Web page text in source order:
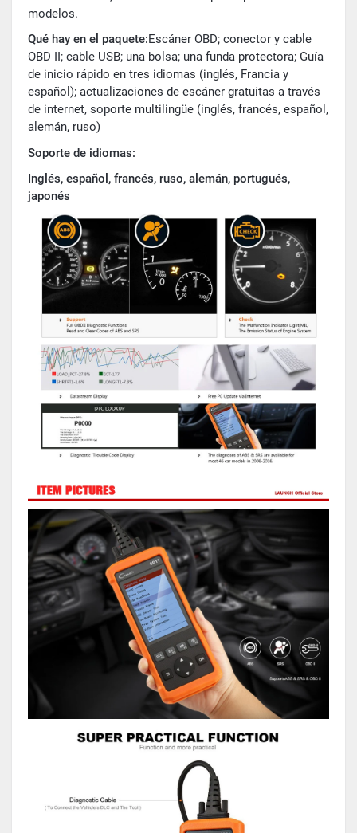
modelos.
Qué hay en el paquete:Escáner OBD; conector y cable
OBD II; cable USB; una bolsa; una funda protectora; Guía
de inicio rápido en tres idiomas (inglés, Francia y
español); actualizaciones de escáner gratuitas a través
de internet, soporte multilingüe (inglés, francés, español,
alemán, ruso)
Soporte de idiomas:
Inglés, español, francés, ruso, alemán, portugués,
japonés